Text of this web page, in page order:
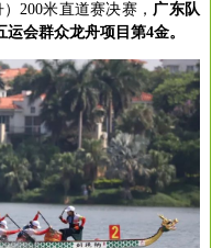
200米直道赛决赛， 广东队
会群众龙舟项目第4金。